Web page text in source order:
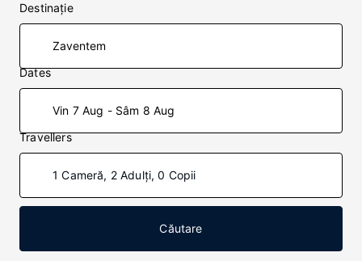
Destinaţie
Dates
Vin 7 Aug - Sâm 8 Aug
Travellers
1 Cameră, 2 Adulți, 0 Copii
Căutare